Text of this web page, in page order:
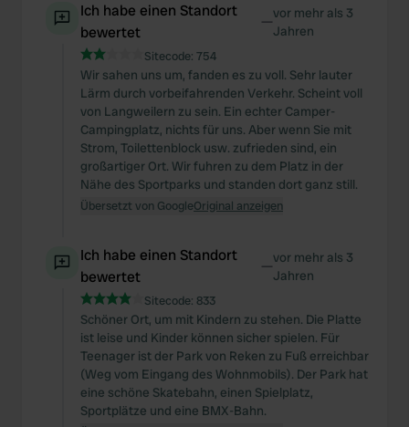
Ich habe einen Standort
bewertet
—vor mehr als 3
Jahren
Sitecode: 754
Wir sahen uns um, fanden es zu voll. Sehr lauter
Lärm durch vorbeifahrenden Verkehr. Scheint voll
von Langweilern zu sein. Ein echter Camper-
Campingplatz, nichts für uns. Aber wenn Sie mit
Strom, Toilettenblock usw. zufrieden sind, ein
großartiger Ort. Wir fuhren zu dem Platz in der
Nähe des Sportparks und standen dort ganz still.
Übersetzt von GoogleOriginal anzeigen
Ich habe einen Standort
bewertet
—vor mehr als 3
Jahren
Sitecode: 833
Schöner Ort, um mit Kindern zu stehen. Die Platte
ist leise und Kinder können sicher spielen. Für
Teenager ist der Park von Reken zu Fuß erreichbar
(Weg vom Eingang des Wohnmobils). Der Park hat
eine schöne Skatebahn, einen Spielplatz,
Sportplätze und eine BMX-Bahn.